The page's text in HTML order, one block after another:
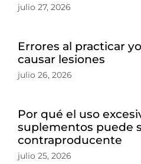
julio 27, 2026
Errores al practicar
causar lesiones
julio 26, 2026
Por qué el uso
suplementos puede
contraproducente
julio 25, 2026